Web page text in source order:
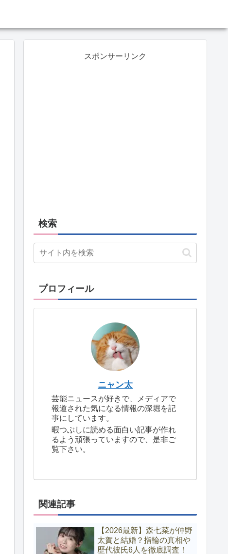
スポンサーリンク
検索
プロフィール
ニャン太
芸能ニュースが好きで、メディアで
報道された気になる情報の深堀を記
事にしています。
暇つぶしに読める面白い記事が作れ
るよう頑張っていますので、是非ご
覧下さい。
関連記事
【2026最新】森七菜が仲野
太賀と結婚？指輪の真相や
歴代彼氏6人を徹底調査！